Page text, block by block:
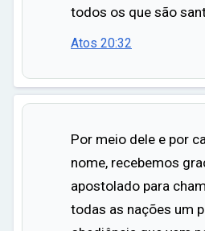
todos os que são
Atos 20:32
Por meio dele e por
nome, recebemos
apostolado para
todas as nações um